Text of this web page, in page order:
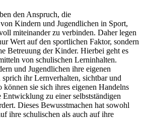
den Anspruch, die
Kindern und Jugendlichen in Sport,
miteinander zu verbinden. Daher legen
Wert auf den sportlichen Faktor, sondern
Betreuung der Kinder. Hierbei geht es
von schulischen Lerninhalten.
und Jugendlichen ihre eigenen
ihr Lernverhalten, sichtbar und
können sie sich ihres eigenen Handelns
zu einer selbstständigen
Dieses Bewusstmachen hat sowohl
ihre schulischen als auch auf ihre